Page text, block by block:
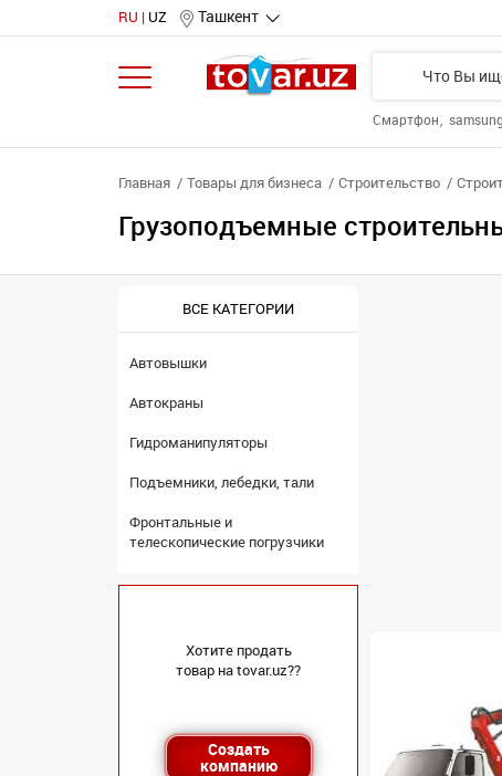
RU UZ Ташкент
Смартфон
Главная Товары для бизнеса Строительство
Грузоподъемные
ВСЕ КАТЕГОРИИ
Автовышки
Автокраны
Гидроманипуляторы
Подъемники, лебедки, тали
Фронтальные и
телескопические погрузчики
Хотите продать
товар на tovar.uz??
Создать
компанию